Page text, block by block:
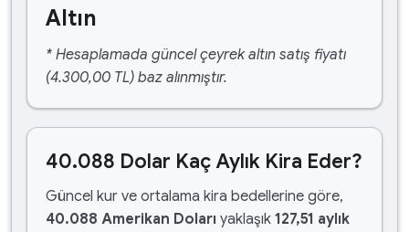
Altın
* Hesaplamada güncel çeyrek altın satış fiyatı
(4.300,00 TL) baz alınmıştır.
40.088 Dolar Kaç Aylık Kira Eder?
Güncel kur ve ortalama kira bedellerine göre,
40.088 Amerikan Doları yaklaşık 127,51 aylık